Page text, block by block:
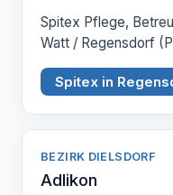
Spitex Pflege,
Watt / Regensdorf
Spitex in
BEZIRK DIELSDORF
Adlikon